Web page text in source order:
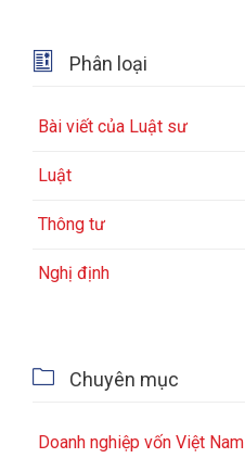
 Phân loại
Bài viết của Luật sư
Luật
Thông tư
Nghị định
 Chuyên mục
Doanh nghiệp vốn Việt Nam